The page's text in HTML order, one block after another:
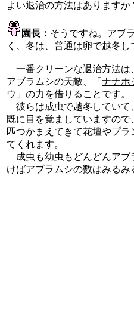
よい退治の方法はありますか
園長： そうですね。アブ
く、冬は、普通は卵で越冬し
一番クリーンな退治方法は
アブラムシの天敵、「 ナナホ
ウ 」の力を借りることです。
彼らは成虫で越冬していて
既に目を覚ましていますの
匹つかまえてきて花壇やプ
てくれます。
成虫も幼虫もどんどんアブ
けばアブラムシの数はみるみ